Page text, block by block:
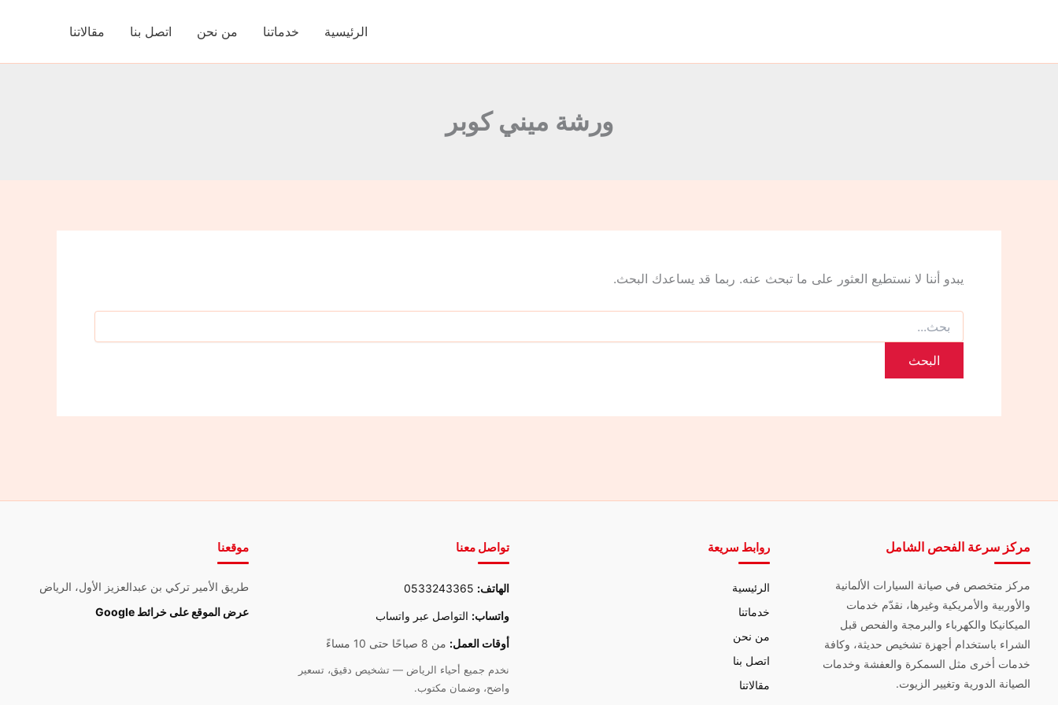
الرئيسية خدماتنا من نحن اتصل بنا مقالاتنا
ورشة ميني كوبر
يبدو أننا لا نستطيع العثور على ما تبحث عنه. ربما قد يساعدك البحث.
مركز سرعة الفحص الشامل
مركز متخصص في صيانة السيارات الألمانية
والأوربية والأمريكية وغيرها، نقدّم خدمات
الميكانيكا والكهرباء والبرمجة والفحص قبل
الشراء باستخدام أجهزة تشخيص حديثة، وكافة
خدمات أخرى مثل السمكرة والعفشة وخدمات
الصيانة الدورية وتغيير الزيوت.
روابط سريعة
الرئيسية
خدماتنا
من نحن
اتصل بنا
مقالاتنا
تواصل معنا
الهاتف: 0533243365
واتساب: التواصل عبر واتساب
أوقات العمل: من 8 صباحًا حتى 10 مساءً
نخدم جميع أحياء الرياض — تشخيص دقيق، تسعير
واضح، وضمان مكتوب.
موقعنا
طريق الأمير تركي بن عبدالعزيز الأول، الرياض
عرض الموقع على خرائط Google